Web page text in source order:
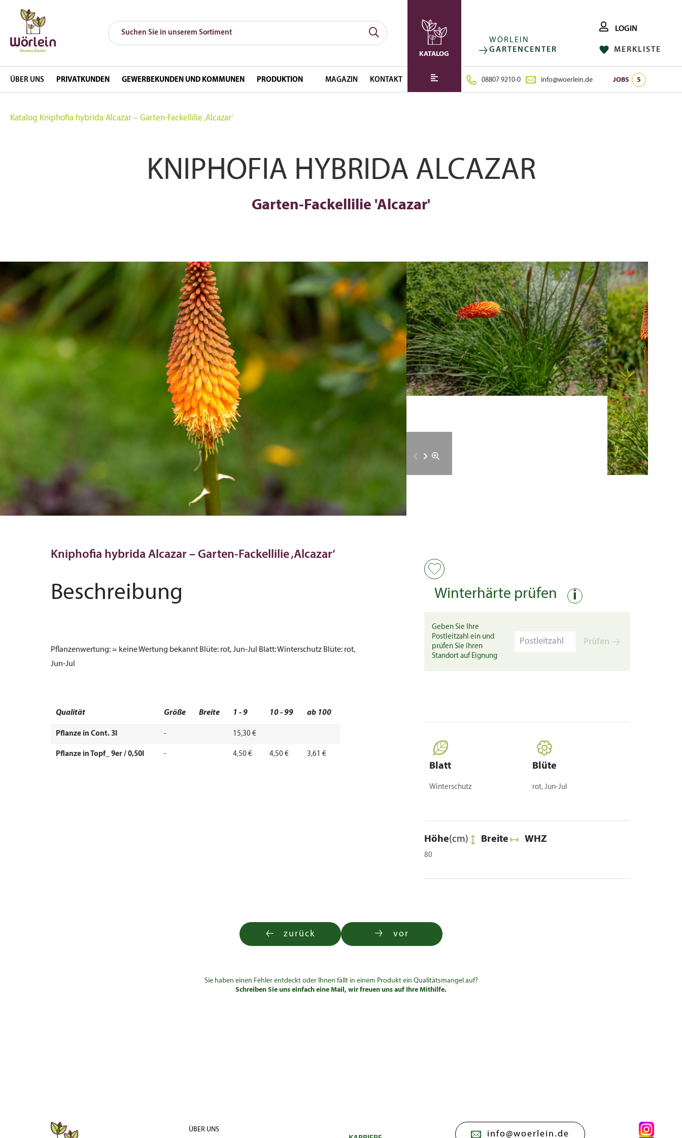
KATALOG
ÜBER UNS PRIVATKUNDEN GEWERBEKUNDEN UND KOMMUNEN PRODUKTION MAGAZIN KONTAKT
WÖRLEIN
GARTENCENTER
LOGIN
MERKLISTE
08807 9210-0 info@woerlein.de JOBS 5
FOLGE UNS AUF: INSTAGRAM FACEBOOK
Katalog Kniphofia hybrida Alcazar – Garten-Fackellilie ‚Alcazar‘
KNIPHOFIA HYBRIDA ALCAZAR
Garten-Fackellilie 'Alcazar'
Kniphofia hybrida Alcazar – Garten-Fackellilie ‚Alcazar‘
Beschreibung
Pflanzenwertung:= keine Wertung bekannt Blüte: rot, Jun-Jul Blatt:Winterschutz Blüte: rot,
Jun-Jul
Qualität Größe Breite 1 - 9 10 - 99 ab 100
Pflanze in Cont. 3l - 15,30 €
Pflanze in Topf_ 9er / 0,50l - 4,50 € 4,50 € 3,61 €
Winterhärte prüfen i
Geben Sie Ihre
Postleitzahl ein und
prüfen Sie Ihren
Standort auf Eignung
Prüfen
Blatt
Winterschutz
Blüte
rot, Jun-Jul
Höhe(cm)
80
Breite WHZ
zurück vor
Sie haben einen Fehler entdeckt oder Ihnen fällt in einem Produkt ein Qualitätsmangel auf?
Schreiben Sie uns einfach eine Mail, wir freuen uns auf Ihre Mithilfe.
ÜBER UNS info@woerlein.de